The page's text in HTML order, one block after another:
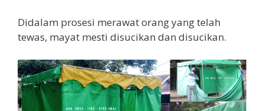
Didalam prosesi merawat orang yang telah
tewas, mayat mesti disucikan dan disucikan.